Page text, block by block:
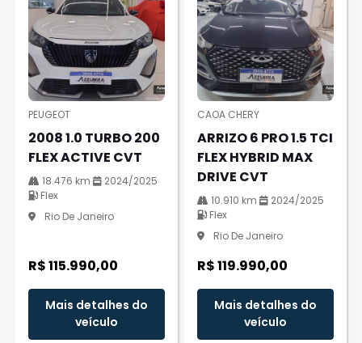
PEUGEOT
2008 1.0 TURBO 200
FLEX ACTIVE CVT
18.476 km
2024/2025
Flex
Rio De Janeiro
R$ 115.990,00
Mais detalhes do
veículo
CAOA CHERY
ARRIZO 6 PRO 1.5 TCI
FLEX HYBRID MAX
DRIVE CVT
10.910 km
2024/2025
Flex
Rio De Janeiro
R$ 119.990,00
Mais detalhes do
veículo